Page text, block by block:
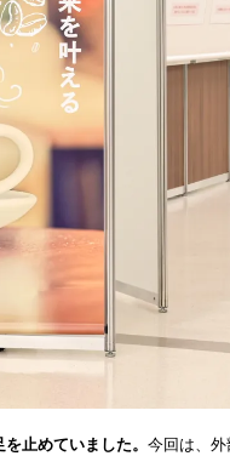
を止めていました。今回は、